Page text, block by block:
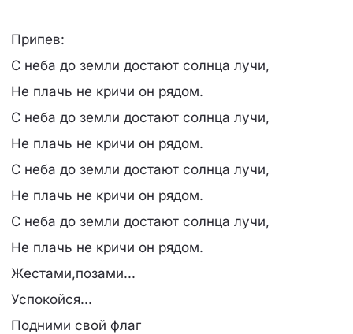
Припев:
С неба до земли достают солнца лучи,
Не плачь не кричи он рядом.
С неба до земли достают солнца лучи,
Не плачь не кричи он рядом.
С неба до земли достают солнца лучи,
Не плачь не кричи он рядом.
С неба до земли достают солнца лучи,
Не плачь не кричи он рядом.
Жестами,позами...
Успокойся...
Подними свой флаг